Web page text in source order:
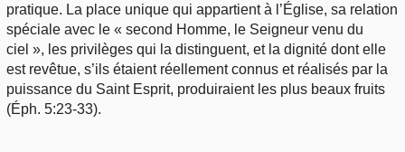
pratique. La place unique qui appartient à l’Église, sa relation
spéciale avec le « second Homme, le Seigneur venu du
ciel », les privilèges qui la distinguent, et la dignité dont elle
est revêtue, s’ils étaient réellement connus et réalisés par la
puissance du Saint Esprit, produiraient les plus beaux fruits
(Éph. 5:23-33).